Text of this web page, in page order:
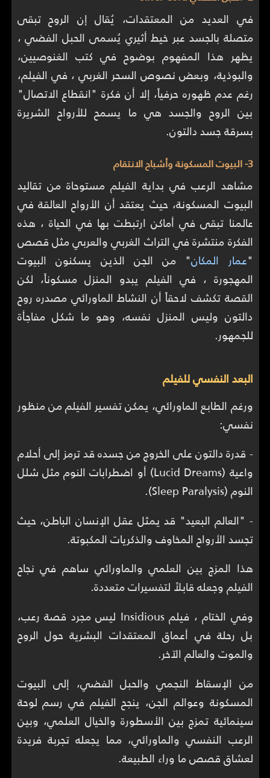
في العديد من المعتقدات، يُقال إن الروح تبقى
متصلة بالجسد عبر خيط أثيري يُسمى الحبل الفضي ،
يظهر هذا المفهوم بوضوح في كتب الغنوصيين،
والبوذية، وبعض نصوص السحر الغربي ، في الفيلم،
رغم عدم ظهوره حرفياً، إلا أن فكرة "انقطاع الاتصال"
بين الروح والجسد هي ما يسمح للأرواح الشريرة
بسرقة جسد دالتون.
3- البيوت المسكونة وأشباح الانتقام
مشاهد الرعب في بداية الفيلم مستوحاة من تقاليد
البيوت المسكونة، حيث يعتقد أن الأرواح العالقة في
عالمنا تبقى في أماكن ارتبطت بها في الحياة ، هذه
الفكرة منتشرة في التراث الغربي والعربي مثل قصص
"عمار المكان" من الجن الذين يسكنون البيوت
المهجورة ، في الفيلم يبدو المنزل مسكوناً، لكن
القصة تكشف لاحقاً أن النشاط الماورائي مصدره روح
دالتون وليس المنزل نفسه، وهو ما شكل مفاجأة
للجمهور.
البعد النفسي للفيلم
ورغم الطابع الماورائي، يمكن تفسير الفيلم من منظور
نفسي:
- قدرة دالتون على الخروج من جسده قد ترمز إلى أحلام
واعية (Lucid Dreams) أو اضطرابات النوم مثل شلل
النوم (Sleep Paralysis).
- "العالم البعيد" قد يمثل عقل الإنسان الباطن، حيث
تجسد الأرواح المخاوف والذكريات المكبوتة.
هذا المزج بين العلمي والماورائي ساهم في نجاح
الفيلم وجعله قابلاً لتفسيرات متعددة.
وفي الختام ، فيلم Insidious ليس مجرد قصة رعب،
بل رحلة في أعماق المعتقدات البشرية حول الروح
والموت والعالم الآخر.
من الإسقاط النجمي والحبل الفضي، إلى البيوت
المسكونة وعوالم الجن، ينجح الفيلم في رسم لوحة
سينمائية تمزج بين الأسطورة والخيال العلمي، وبين
الرعب النفسي والماورائي، مما يجعله تجربة فريدة
لعشاق قصص ما وراء الطبيعة.